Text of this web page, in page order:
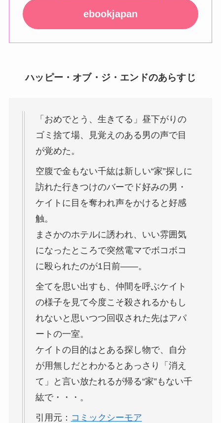
ebookjapan
ハッピー・オブ・ジ・エンドのあらすじ
「おめでとう、生きてる」昼下がりの
ゴミ捨て場、見覚えのある男の声で目
が覚めた。
空腹で金もない千紘は新しい“家”探しに
訪れた行きつけのバーでド好みの男・
ケイトに目を奪われ声をかけると好感
触。
まさかのホテルに誘われ、いい雰囲気
になったところで突然電マでボコボコ
に殴られたのが1日前――。
全てを思い出すも、仲間を呼ぶケイト
の様子を見て今度こそ殺されるかもし
れないと思いつつ回収された先はアパ
ートの一室。
ケイトの目的はとある探し物で、自分
が用無しだとわかるとあっさり「消え
て」と言い放たれるが帰る“家”もない千
紘で・・・。
引用元： コミックシーモア